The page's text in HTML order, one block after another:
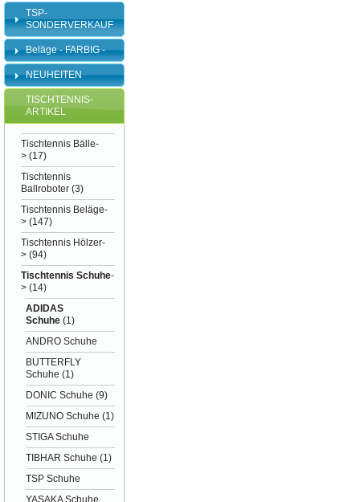
TSP-
SONDERVERKAUF
Beläge - FARBIG -
NEUHEITEN
TISCHTENNIS-
ARTIKEL
Tischtennis Bälle-
> (17)
Tischtennis
Ballroboter (3)
Tischtennis Beläge-
> (147)
Tischtennis Hölzer-
> (94)
Tischtennis Schuhe-
> (14)
ADIDAS
Schuhe (1)
ANDRO Schuhe
BUTTERFLY
Schuhe (1)
DONIC Schuhe (9)
MIZUNO Schuhe (1)
STIGA Schuhe
TIBHAR Schuhe (1)
TSP Schuhe
YASAKA Schuhe